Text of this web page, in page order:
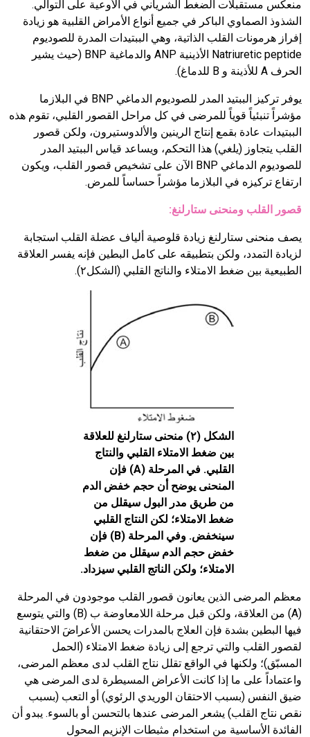
منعكس مستقبلات الضغط الشرياني في الأوعية على التوالي.
الشذوذ الصماوي الباكر في جميع أنواع الأمراض القلبية هو زيادة
إفراز هرمونات القلب الذاتية، وهي الببتيدات المدرة للصوديوم
Natriuretic peptide الأذينية ANP والدماغية BNP (حيث يشير
الحرف A للأذينة و B للدماغ).
يوفر تركيز الببتيد المدر للصوديوم الدماغي BNP في البلازما
مؤشراً تنبئياً قوياً للمرضى في كل مراحل القصور القلبي، تقوم هذه
الببتيدات عادة بقمع إنتاج الرينين والألدوستيرون، ولكن قصور
القلب يتجاوز (يلغي) هذا التحكم، ويساعد قياس الببتيد المدر
للصوديوم الدماغي BNP الآن على تشخيص قصور القلب، ويكون
ارتفاع تركيزه في البلازما مؤشراً حساساً للمرض.
قصور القلب ومنحنى ستارلنغ:
يصف منحنى ستارلنغ زيادة قلوصية ألياف عضلة القلب استجابة
لزيادة التمدد، ولكن بتطبيقه على كامل البطين فإنه يفسر العلاقة
الطبيعية بين ضغط الامتلاء والناتج القلبي (الشكل٢).
الشكل (٢) منحنى ستارلنغ للعلاقة
بين ضغط الامتلاء القلبي والنتاج
القلبي. في المرحلة (A) فإن
المنحنى يوضح أن حجم خفض الدم
من طريق مدر البول سيقلل من
ضغط الامتلاء؛ لكن النتاج القلبي
سينخفض. وفي المرحلة (B) فإن
خفض حجم الدم سيقلل من ضغط
الامتلاء؛ ولكن الناتج القلبي سيزداد.
معظم المرضى الذين يعانون قصور القلب موجودون في المرحلة
(
A) من العلاقة، ولكن قبل مرحلة اللامعاوضة ب (B) والتي يتوسع
فيها البطين بشدة فإن العلاج بالمدرات يحسن الأعراضَ الاحتقانية
لقصور القلب والتي ترجع إلى زيادة ضغط الامتلاء (الحمل
المسبّق)؛ ولكنها في الواقع تقلل نتاج القلب لدى معظم المرضى،
واعتماداً على ما إذا كانت الأعراض المسيطرة لدى المرضى هي
ضيق النفس (بسبب الاحتقان الوريدي الرئوي) أو التعب (بسبب
نقص نتاج القلب) يشعر المرضى عندها بالتحسن أو بالسوء. يبدو أن
الفائدة الأساسية من استخدام مثبطات الإنزيم المحول